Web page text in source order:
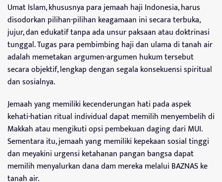
Umat Islam, khususnya para jemaah haji Indonesia, harus
disodorkan pilihan-pilihan keagamaan ini secara terbuka,
jujur, dan edukatif tanpa ada unsur paksaan atau doktrinasi
tunggal. Tugas para pembimbing haji dan ulama di tanah air
adalah memetakan argumen-argumen hukum tersebut
secara objektif, lengkap dengan segala konsekuensi spiritual
dan sosialnya.
Jemaah yang memiliki kecenderungan hati pada aspek
kehati-hatian ritual individual dapat memilih menyembelih di
Makkah atau mengikuti opsi pembekuan daging dari MUI.
Sementara itu, jemaah yang memiliki kepekaan sosial tinggi
dan meyakini urgensi ketahanan pangan bangsa dapat
memilih menyalurkan dana dam mereka melalui BAZNAS ke
tanah air.